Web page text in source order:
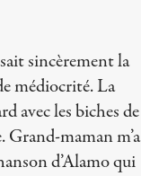
sincèrement la
médiocrité. La
avec les biches de
Grand-maman m’a
d’Alamo qui